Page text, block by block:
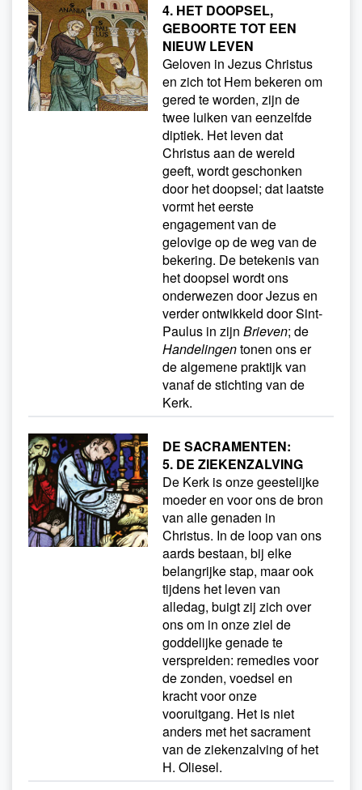
4. HET DOOPSEL,
GEBOORTE TOT EEN
NIEUW LEVEN
Geloven in Jezus Christus
en zich tot Hem bekeren om
gered te worden, zijn de
twee luiken van eenzelfde
diptiek. Het leven dat
Christus aan de wereld
geeft, wordt geschonken
door het doopsel; dat laatste
vormt het eerste
engagement van de
gelovige op de weg van de
bekering. De betekenis van
het doopsel wordt ons
onderwezen door Jezus en
verder ontwikkeld door Sint-
Paulus in zijn Brieven; de
Handelingentonen ons er
de algemene praktijk van
vanaf de stichting van de
Kerk.
DE SACRAMENTEN:
5. DE ZIEKENZALVING
De Kerk is onze geestelijke
moeder en voor ons de bron
van alle genaden in
Christus. In de loop van ons
aards bestaan, bij elke
belangrijke stap, maar ook
tijdens het leven van
alledag, buigt zij zich over
ons om in onze ziel de
goddelijke genade te
verspreiden: remedies voor
de zonden, voedsel en
kracht voor onze
vooruitgang. Het is niet
anders met het sacrament
van de ziekenzalving of het
H. Oliesel.